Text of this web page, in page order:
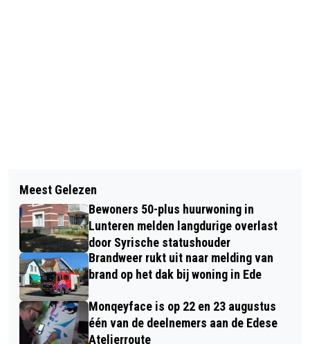
BURGEMEESTER VERHULST BEZOEKT
HONDERDJARIGE INWONER
PLANNEN VOOR WONEN EN WERKEN
IN DE KENNISAS EDE-WAGENINGEN
Meest Gelezen
Bewoners 50-plus huurwoning in
Lunteren melden langdurige overlast
door Syrische statushouder
Brandweer rukt uit naar melding van
brand op het dak bij woning in Ede
Monqeyface is op 22 en 23 augustus
één van de deelnemers aan de Edese
Atelierroute